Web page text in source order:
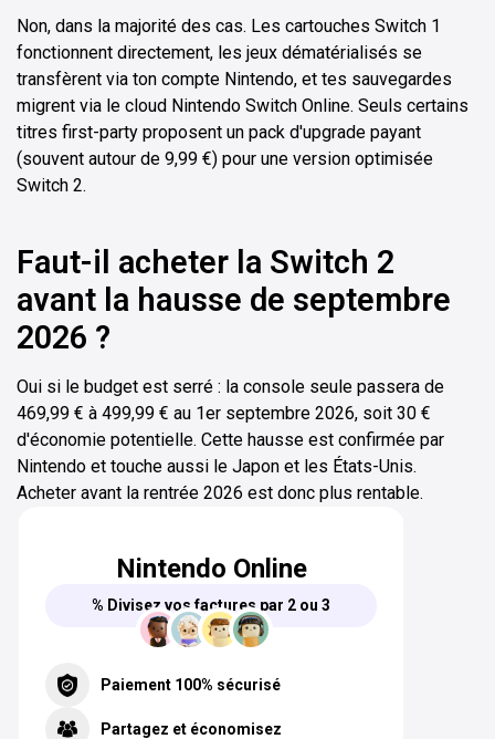
Non, dans la majorité des cas. Les cartouches Switch 1
fonctionnent directement, les jeux dématérialisés se
transfèrent via ton compte Nintendo, et tes sauvegardes
migrent via le cloud Nintendo Switch Online. Seuls certains
titres first-party proposent un pack d'upgrade payant
(souvent autour de 9,99 €) pour une version optimisée
Switch 2.
Faut-il acheter la Switch 2
avant la hausse de septembre
2026 ?
Oui si le budget est serré : la console seule passera de
469,99 € à 499,99 € au 1er septembre 2026, soit 30 €
d'économie potentielle. Cette hausse est confirmée par
Nintendo et touche aussi le Japon et les États-Unis.
Acheter avant la rentrée 2026 est donc plus rentable.
Nintendo Online
% Divisez vos factures par 2 ou 3
Paiement 100% sécurisé
Partagez et économisez